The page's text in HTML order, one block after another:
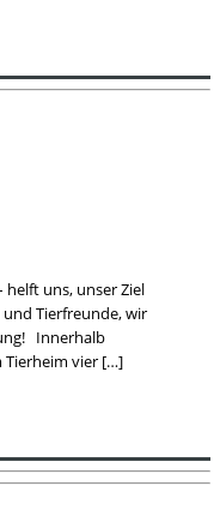
uns, unser Ziel
Tierfreunde, wir
Innerhalb
Tierheim vier […]